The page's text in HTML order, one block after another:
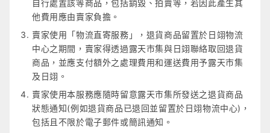
自行處置該等商品，包括銷毀、拍賣等，若因此產生其
他費用應由賣家負擔。
賣家使用「物流直寄服務」，退貨商品留置於日翊物流
中心之期間，賣家得透過露天市集與日翊聯絡取回退貨
商品，並應支付額外之處理費用和運送費用予露天市集
及日翊。
賣家使用本服務應隨時留意露天市集所發送之退貨商品
狀態通知(例如退貨商品已退回並留置於日翊物流中心)，
包括且不限於電子郵件或簡訊通知。